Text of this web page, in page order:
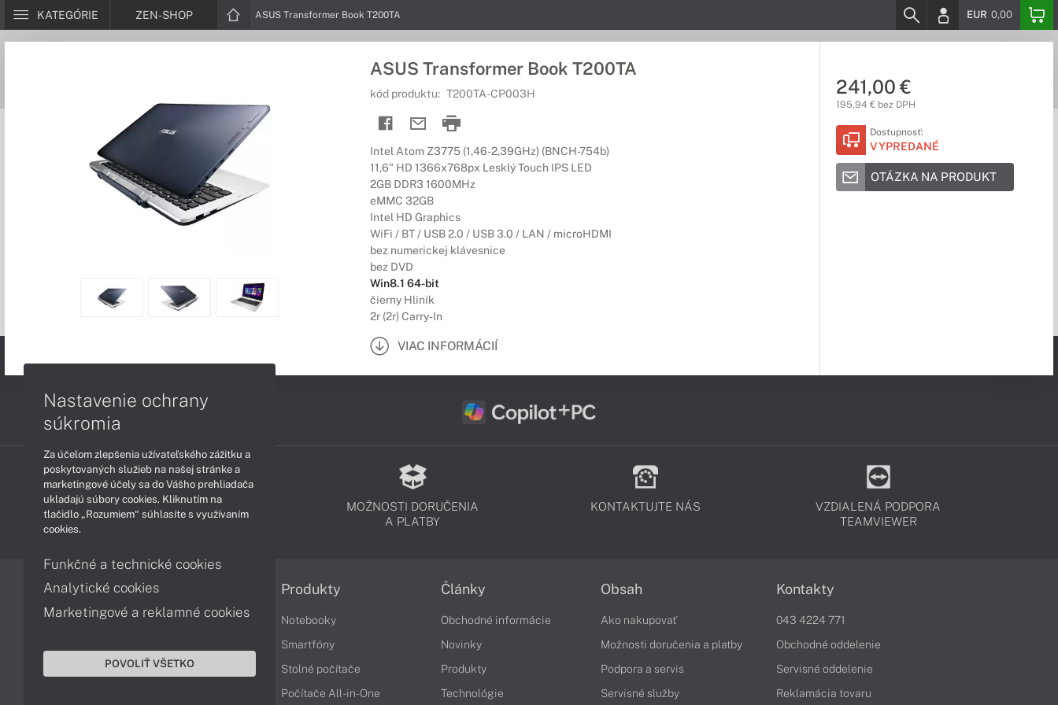
KATEGÓRIE ZEN-SHOP ASUS Transformer Book T200TA EUR 0,00
ASUS Transformer Book T200TA
kód produktu: T200TA-CP003H
Intel Atom Z3775 (1,46-2,39GHz) (BNCH-754b)
11,6" HD 1366x768px Lesklý Touch IPS LED
2GB DDR3 1600MHz
eMMC 32GB
Intel HD Graphics
WiFi / BT / USB 2.0 / USB 3.0 / LAN / microHDMI
bez numerickej klávesnice
bez DVD
Win8.1 64-bit
čierny Hliník
2r (2r) Carry-In
VIAC INFORMÁCIÍ
241,00 €
195,94 € bez DPH
Dostupnosť:
VYPREDANÉ
OTÁZKA NA PRODUKT
PODPORA A SERVIS
MOŽNOSTI DORUČENIA
A PLATBY
KONTAKTUJTE NÁS
VZDIALENÁ PODPORA
TEAMVIEWER
Informácie
Obchodné podmienky
Ochrana osobných údajov
Produkty
Notebooky
Smartfóny
Stolné počítače
Počítače All-in-One
Články
Obchodné informácie
Novinky
Produkty
Technológie
Obsah
Ako nakupovať
Možnosti doručenia a platby
Podpora a servis
Servisné služby
Kontakty
043 4224 771
Obchodné oddelenie
Servisné oddelenie
Reklamácia tovaru
Nastavenie ochrany
súkromia
Za účelom zlepšenia užívateľského zážitku a
poskytovaných služieb na našej stránke a
marketingové účely sa do Vášho prehliadača
ukladajú súbory cookies. Kliknutím na
tlačidlo „Rozumiem“ súhlasíte s využívaním
cookies.
Funkčné a technické cookies
Analytické cookies
Marketingové a reklamné cookies
POVOLIŤ VŠETKO